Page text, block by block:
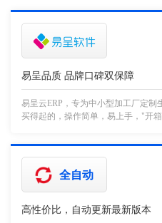
易呈品质 品牌口碑双保障
易呈云ERP，专为中小型加工厂定制
买得起的，操作简单，易上手，"开箱
全自动
高性价比，自动更新最新版本